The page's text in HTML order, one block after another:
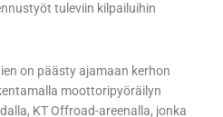
tuleviin kilpailuihin
on päästy ajamaan kerhon
moottoripyöräilyn
KT Offroad-areenalla, jonka